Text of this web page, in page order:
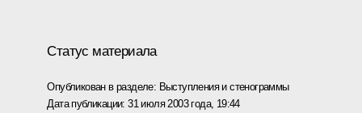
Статус материала
Опубликован в разделе: Выступления и стенограммы
Дата публикации:31 июля 2003 года, 19:44